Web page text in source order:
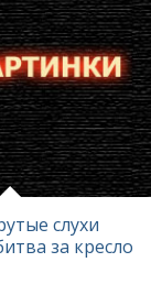
слухи
за кресло